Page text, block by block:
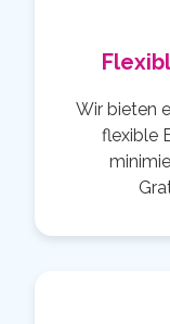
Wir bieten
flexible